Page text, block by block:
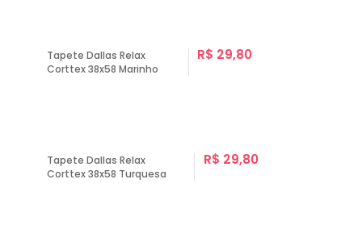
Tapete Dallas Relax
Corttex 38x58 Marinho
R$ 29,80
Tapete Dallas Relax
Corttex 38x58 Turquesa
R$ 29,80